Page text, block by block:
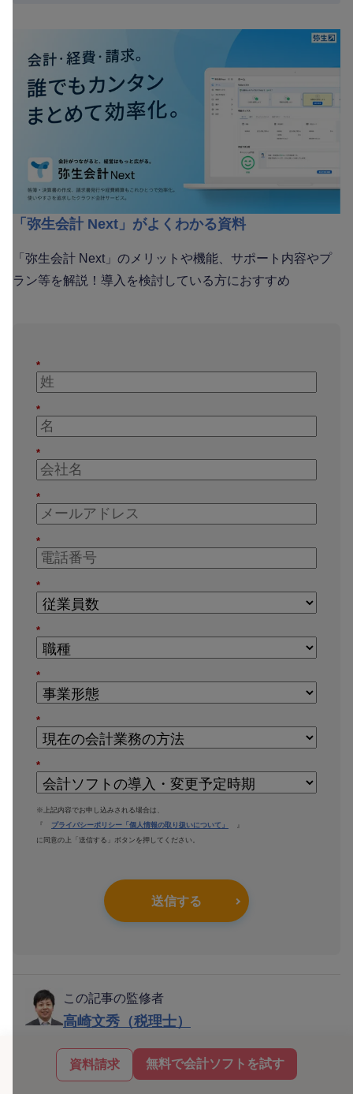
資料請求 無料で会計ソフトを試す
「弥生会計 Next」がよくわかる資料
「弥生会計 Next」のメリットや機能、サポート内容やプ
ラン等を解説！導入を検討している方におすすめ
*
*
*
*
*
*
*
*
*
*
※上記内容でお申し込みされる場合は、
『
プライバシーポリシー「個人情報の取り扱いについて」
』
に同意の上「送信する」ボタンを押してください。
送信する
この記事の監修者
高崎文秀（税理士）
高崎文秀税理士事務所 代表税理士／株式会社
マネーリンク 代表取締役